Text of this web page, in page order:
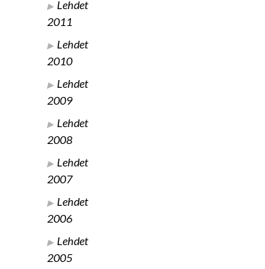
Lehdet
2011
Lehdet
2010
Lehdet
2009
Lehdet
2008
Lehdet
2007
Lehdet
2006
Lehdet
2005